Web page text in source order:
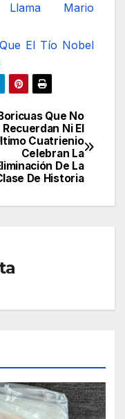
Mario
El Tío Nobel
Que No
Recuerdan Ni El
Cuatrienio
Celebran La
De La
De Historia